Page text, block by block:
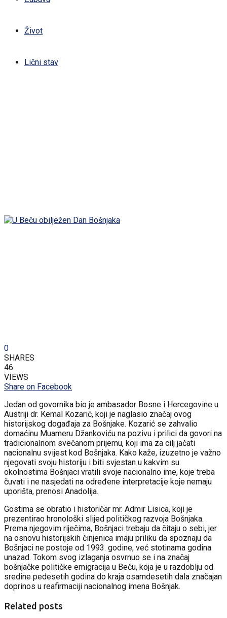
Život
Lični stav
0
SHARES
46
VIEWS
Share on Facebook
Jedan od govornika bio je ambasador Bosne i Hercegovine u
Austriji dr. Kemal Kozarić, koji je naglasio značaj ovog
historijskog događaja za Bošnjake. Kozarić se zahvalio
domaćinu Muameru Džankoviću na pozivu i prilici da govori na
tradicionalnom svečanom prijemu, koji ima za cilj jačati
nacionalnu svijest kod Bošnjaka. Kako kaže, izuzetno je važno
njegovati svoju historiju i biti svjestan u kakvim su
okolnostima Bošnjaci vratili svoje nacionalno ime, koje treba
čuvati i ne nasjedati na određene interpretacije koje nemaju
uporišta, prenosi Anadolija.
Gostima se obratio i historičar mr. Admir Lisica, koji je
prezentirao hronološki slijed političkog razvoja Bošnjaka.
Prema njegovim riječima, Bošnjaci trebaju da čitaju o sebi, jer
na osnovu historijskih činjenica imaju priliku da spoznaju da
Bošnjaci ne postoje od 1993. godine, već stotinama godina
unazad. Tokom svog izlaganja osvrnuo se i na značaj
bošnjačke političke emigracija u Beču, koja je u razdoblju od
sredine pedesetih godina do kraja osamdesetih dala značajan
doprinos u reafirmaciji nacionalnog imena Bošnjak.
Related posts